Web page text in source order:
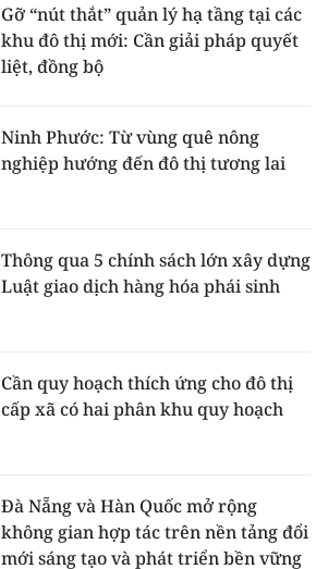
Gỡ “nút thắt” quản lý hạ tầng tại các
khu đô thị mới: Cần giải pháp quyết
liệt, đồng bộ
Ninh Phước: Từ vùng quê nông
nghiệp hướng đến đô thị tương lai
Thông qua 5 chính sách lớn xây dựng
Luật giao dịch hàng hóa phái sinh
Cần quy hoạch thích ứng cho đô thị
cấp xã có hai phân khu quy hoạch
Đà Nẵng và Hàn Quốc mở rộng
không gian hợp tác trên nền tảng đổi
mới sáng tạo và phát triển bền vững